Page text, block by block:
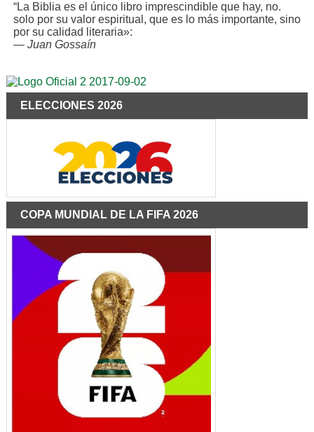
“La Biblia es el único libro imprescindible que hay, no.
solo por su valor espiritual, que es lo más importante, sino
por su calidad literaria»:
— Juan Gossaín
ELECCIONES 2026
COPA MUNDIAL DE LA FIFA 2026